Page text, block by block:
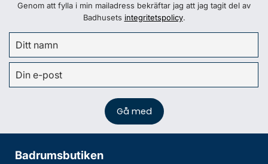
Genom att fylla i min mailadress bekräftar jag att jag tagit del av
Badhusets integritetspolicy.
Badrumsbutiken